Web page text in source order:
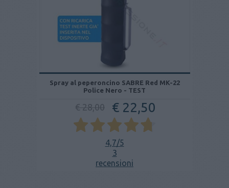
Spray al peperoncino SABRE Red MK-22
Police Nero - TEST
€ 28,00 € 22,50
4,7/5
3
recensioni